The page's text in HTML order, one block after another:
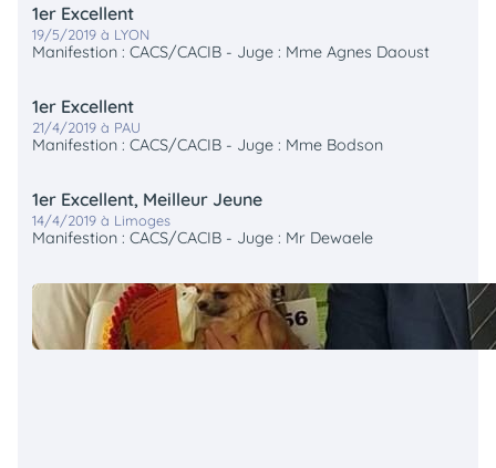
1er Excellent
19/5/2019 à LYON
Manifestion : CACS/CACIB - Juge : Mme Agnes Daoust
1er Excellent
21/4/2019 à PAU
Manifestion : CACS/CACIB - Juge : Mme Bodson
1er Excellent, Meilleur Jeune
14/4/2019 à Limoges
Manifestion : CACS/CACIB - Juge : Mr Dewaele